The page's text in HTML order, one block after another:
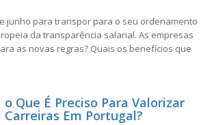
junho para transpor para o seu ordenamento
da transparência salarial. As empresas
as novas regras? Quais os benefícios que
o Que É Preciso Para Valorizar
Carreiras Em Portugal?